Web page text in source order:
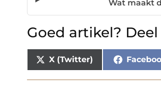
Wat maakt
Goed artikel?
X (Twitter)